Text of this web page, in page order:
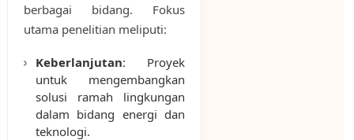
berbagai bidang. Fokus
utama penelitian meliputi:
Keberlanjutan: Proyek
untuk mengembangkan
solusi ramah lingkungan
dalam bidang energi dan
teknologi.